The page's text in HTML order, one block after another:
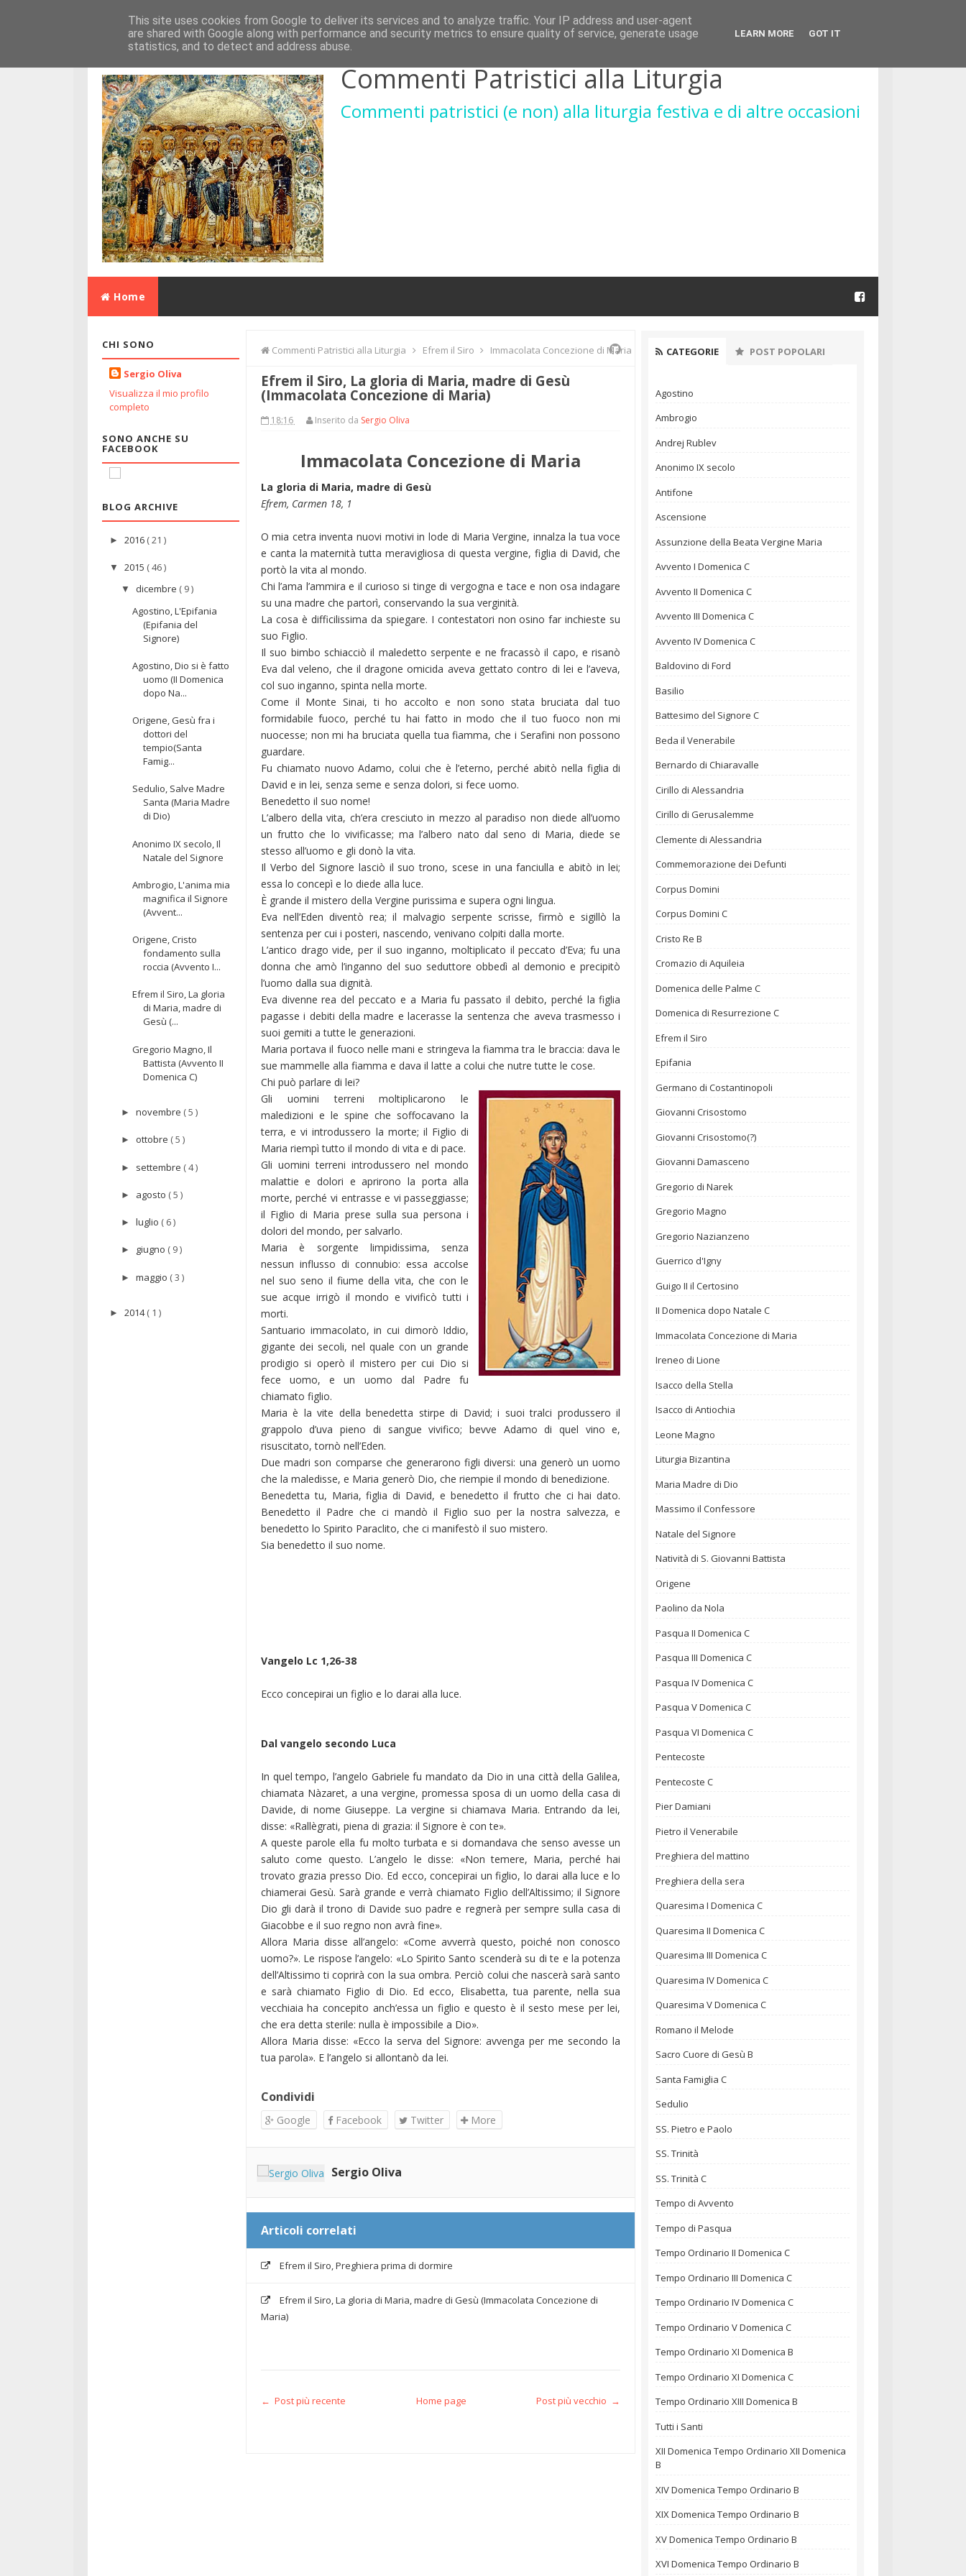
Commenti Patristici alla Liturgia
Commenti patristici (e non) alla liturgia festiva e di altre occasioni
Home
CHI SONO
Sergio Oliva
Visualizza il mio profilo
completo
SONO ANCHE SU
FACEBOOK
BLOG ARCHIVE
► 2016 ( 21 )
▼ 2015 ( 46 )
▼ dicembre ( 9 )
Agostino, L'Epifania
(Epifania del
Signore)
Agostino, Dio si è fatto
uomo (II Domenica
dopo Na...
Origene, Gesù fra i
dottori del
tempio(Santa
Famig...
Sedulio, Salve Madre
Santa (Maria Madre
di Dio)
Anonimo IX secolo, Il
Natale del Signore
Ambrogio, L'anima mia
magnifica il Signore
(Avvent...
Origene, Cristo
fondamento sulla
roccia (Avvento I...
Efrem il Siro, La gloria
di Maria, madre di
Gesù (...
Gregorio Magno, Il
Battista (Avvento II
Domenica C)
► novembre ( 5 )
► ottobre ( 5 )
► settembre ( 4 )
► agosto ( 5 )
► luglio ( 6 )
► giugno ( 9 )
► maggio ( 3 )
► 2014( 1 )
Commenti Patristici alla Liturgia Efrem il Siro Immacolata Concezione di Maria
Efrem il Siro, La gloria di Maria, madre di Gesù
(Immacolata Concezione di Maria)
18:16 Inserito da Sergio Oliva
Immacolata Concezione di Maria
La gloria di Maria, madre di Gesù
Efrem, Carmen 18, 1
O mia cetra inventa nuovi motivi in lode di Maria Vergine, innalza la tua voce
e canta la maternità tutta meravigliosa di questa vergine, figlia di David, che
portò la vita al mondo.
Chi l’ama l’ammira e il curioso si tinge di vergogna e tace e non osa indagare
su una madre che partorì, conservando la sua verginità.
La cosa è difficilissima da spiegare. I contestatori non osino far inchieste su
suo Figlio.
Il suo bimbo schiacciò il maledetto serpente e ne fracassò il capo, e risanò
Eva dal veleno, che il dragone omicida aveva gettato contro di lei e l’aveva,
col suo inganno, spinta nella morte.
Come il Monte Sinai, ti ho accolto e non sono stata bruciata dal tuo
formidabile fuoco, perché tu hai fatto in modo che il tuo fuoco non mi
nuocesse; non mi ha bruciata quella tua fiamma, che i Serafini non possono
guardare.
Fu chiamato nuovo Adamo, colui che è l’eterno, perché abitò nella figlia di
David e in lei, senza seme e senza dolori, si fece uomo.
Benedetto il suo nome!
L’albero della vita, ch’era cresciuto in mezzo al paradiso non diede all’uomo
un frutto che lo vivificasse; ma l’albero nato dal seno di Maria, diede se
stesso all’uomo e gli donò la vita.
Il Verbo del Signore lasciò il suo trono, scese in una fanciulla e abitò in lei;
essa lo concepì e lo diede alla luce.
È grande il mistero della Vergine purissima e supera ogni lingua.
Eva nell’Eden diventò rea; il malvagio serpente scrisse, firmò e sigillò la
sentenza per cui i posteri, nascendo, venivano colpiti dalla morte.
L’antico drago vide, per il suo inganno, moltiplicato il peccato d’Eva; fu una
donna che amò l’inganno del suo seduttore obbedì al demonio e precipitò
l’uomo dalla sua dignità.
Eva divenne rea del peccato e a Maria fu passato il debito, perché la figlia
pagasse i debiti della madre e lacerasse la sentenza che aveva trasmesso i
suoi gemiti a tutte le generazioni.
Maria portava il fuoco nelle mani e stringeva la fiamma tra le braccia: dava le
sue mammelle alla fiamma e dava il latte a colui che nutre tutte le cose.
Chi può parlare di lei?
Gli uomini terreni moltiplicarono le
maledizioni e le spine che soffocavano la
terra, e vi introdussero la morte; il Figlio di
Maria riempì tutto il mondo di vita e di pace.
Gli uomini terreni introdussero nel mondo
malattie e dolori e aprirono la porta alla
morte, perché vi entrasse e vi passeggiasse;
il Figlio di Maria prese sulla sua persona i
dolori del mondo, per salvarlo.
Maria è sorgente limpidissima, senza
nessun influsso di connubio: essa accolse
nel suo seno il fiume della vita, che con le
sue acque irrigò il mondo e vivificò tutti i
morti.
Santuario immacolato, in cui dimorò Iddio,
gigante dei secoli, nel quale con un grande
prodigio si operò il mistero per cui Dio si
fece uomo, e un uomo dal Padre fu
chiamato figlio.
Maria è la vite della benedetta stirpe di David; i suoi tralci produssero il
grappolo d’uva pieno di sangue vivifico; bevve Adamo di quel vino e,
risuscitato, tornò nell’Eden.
Due madri son comparse che generarono figli diversi: una generò un uomo
che la maledisse, e Maria generò Dio, che riempie il mondo di benedizione.
Benedetta tu, Maria, figlia di David, e benedetto il frutto che ci hai dato.
Benedetto il Padre che ci mandò il Figlio suo per la nostra salvezza, e
benedetto lo Spirito Paraclito, che ci manifestò il suo mistero.
Sia benedetto il suo nome.
Vangelo Lc 1,26-38
Ecco concepirai un figlio e lo darai alla luce.
Dal vangelo secondo Luca
In quel tempo, l’angelo Gabriele fu mandato da Dio in una città della Galilea,
chiamata Nàzaret, a una vergine, promessa sposa di un uomo della casa di
Davide, di nome Giuseppe. La vergine si chiamava Maria. Entrando da lei,
disse: «Rallègrati, piena di grazia: il Signore è con te».
A queste parole ella fu molto turbata e si domandava che senso avesse un
saluto come questo. L’angelo le disse: «Non temere, Maria, perché hai
trovato grazia presso Dio. Ed ecco, concepirai un figlio, lo darai alla luce e lo
chiamerai Gesù. Sarà grande e verrà chiamato Figlio dell’Altissimo; il Signore
Dio gli darà il trono di Davide suo padre e regnerà per sempre sulla casa di
Giacobbe e il suo regno non avrà fine».
Allora Maria disse all’angelo: «Come avverrà questo, poiché non conosco
uomo?». Le rispose l’angelo: «Lo Spirito Santo scenderà su di te e la potenza
dell’Altissimo ti coprirà con la sua ombra. Perciò colui che nascerà sarà santo
e sarà chiamato Figlio di Dio. Ed ecco, Elisabetta, tua parente, nella sua
vecchiaia ha concepito anch’essa un figlio e questo è il sesto mese per lei,
che era detta sterile: nulla è impossibile a Dio».
Allora Maria disse: «Ecco la serva del Signore: avvenga per me secondo la
tua parola». E l’angelo si allontanò da lei.
Condividi
Google Facebook Twitter More
Sergio Oliva
Articoli correlati
Efrem il Siro, Preghiera prima di dormire
Efrem il Siro, La gloria di Maria, madre di Gesù (Immacolata Concezione di
Maria)
← Post più recente Post più vecchio →
Home page
CATEGORIE POST POPOLARI
Agostino
Ambrogio
Andrej Rublev
Anonimo IX secolo
Antifone
Ascensione
Assunzione della Beata Vergine Maria
Avvento I Domenica C
Avvento II Domenica C
Avvento III Domenica C
Avvento IV Domenica C
Baldovino di Ford
Basilio
Battesimo del Signore C
Beda il Venerabile
Bernardo di Chiaravalle
Cirillo di Alessandria
Cirillo di Gerusalemme
Clemente di Alessandria
Commemorazione dei Defunti
Corpus Domini
Corpus Domini C
Cristo Re B
Cromazio di Aquileia
Domenica delle Palme C
Domenica di Resurrezione C
Efrem il Siro
Epifania
Germano di Costantinopoli
Giovanni Crisostomo
Giovanni Crisostomo(?)
Giovanni Damasceno
Gregorio di Narek
Gregorio Magno
Gregorio Nazianzeno
Guerrico d'Igny
Guigo II il Certosino
II Domenica dopo Natale C
Immacolata Concezione di Maria
Ireneo di Lione
Isacco della Stella
Isacco di Antiochia
Leone Magno
Liturgia Bizantina
Maria Madre di Dio
Massimo il Confessore
Natale del Signore
Natività di S. Giovanni Battista
Origene
Paolino da Nola
Pasqua II Domenica C
Pasqua III Domenica C
Pasqua IV Domenica C
Pasqua V Domenica C
Pasqua VI Domenica C
Pentecoste
Pentecoste C
Pier Damiani
Pietro il Venerabile
Preghiera del mattino
Preghiera della sera
Quaresima I Domenica C
Quaresima II Domenica C
Quaresima III Domenica C
Quaresima IV Domenica C
Quaresima V Domenica C
Romano il Melode
Sacro Cuore di Gesù B
Santa Famiglia C
Sedulio
SS. Pietro e Paolo
SS. Trinità
SS. Trinità C
Tempo di Avvento
Tempo di Pasqua
Tempo Ordinario II Domenica C
Tempo Ordinario III Domenica C
Tempo Ordinario IV Domenica C
Tempo Ordinario V Domenica C
Tempo Ordinario XI Domenica B
Tempo Ordinario XI Domenica C
Tempo Ordinario XIII Domenica B
Tutti i Santi
XII Domenica Tempo Ordinario XII Domenica
B
XIV Domenica Tempo Ordinario B
XIX Domenica Tempo Ordinario B
XV Domenica Tempo Ordinario B
XVI Domenica Tempo Ordinario B
This site uses cookies from Google to deliver its services and to analyze traffic. Your IP address and user-agent
are shared with Google along with performance and security metrics to ensure quality of service, generate usage
statistics, and to detect and address abuse.
LEARN MORE GOT IT